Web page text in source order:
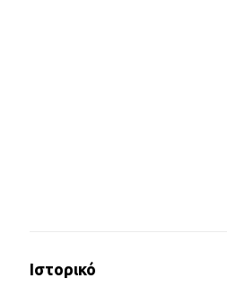
Ιστορικό